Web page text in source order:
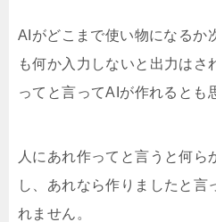
AIがどこまで使い物になるか
も何か入力しないと出力はさ
ってと言ってAIが作れるとも
人にあれ作ってと言うと何ら
し、あれなら作りましたと言
れません。